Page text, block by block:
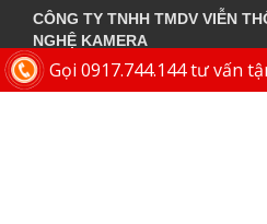
Gọi 0917.744.144 tư vấn
CÔNG TY TNHH TMDV VIỄN
NGHỆ KAMERA
MST: 0314595291 - Ngày cấp 25
Sở Kế Hoạch Đầu Tư TP.HCM -